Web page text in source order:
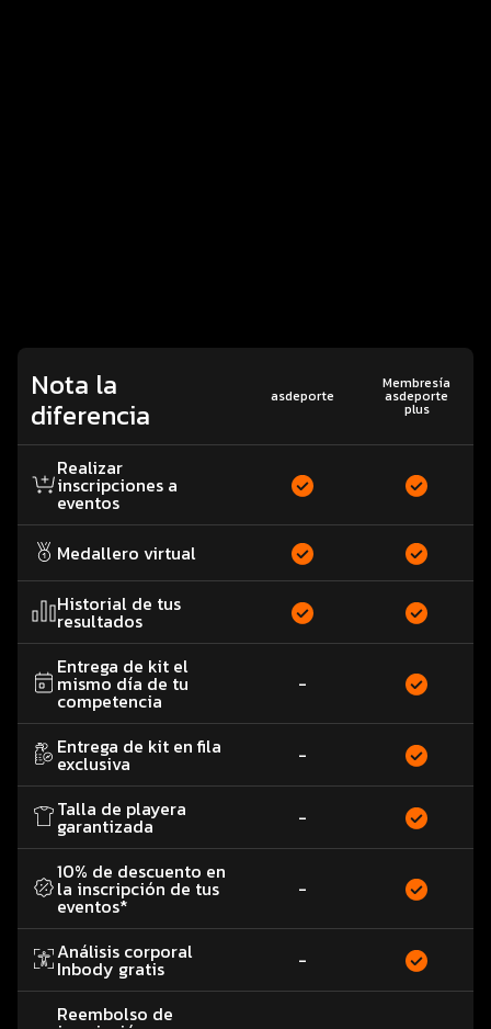
Nota la
diferencia
asdeporte
Membresía
asdeporte
plus
Realizar
inscripciones a
eventos
Medallero virtual
Historial de tus
resultados
Entrega de kit el
mismo día de tu
competencia
-
Entrega de kit en fila
exclusiva -
Talla de playera
garantizada -
10% de descuento en
la inscripción de tus
eventos*
-
Análisis corporal
Inbody gratis -
Reembolso de